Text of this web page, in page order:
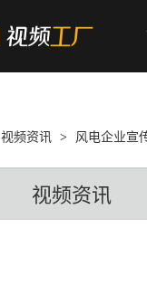
视频资讯 > 风电企业宣
视频资讯